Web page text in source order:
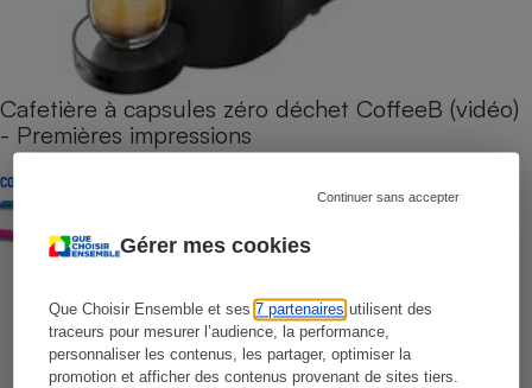
Gérer mes cookies
Que Choisir Ensemble et ses7 partenaires utilisent des
traceurs pour mesurer l’audience, la performance,
personnaliser les contenus, les partager, optimiser la
promotion et afficher des contenus provenant de sites tiers.
Continuer sans accepter
Cafetière à capsules zéro déchet CoffeeB (vidéo)
- Premières impressions
CONSEILS